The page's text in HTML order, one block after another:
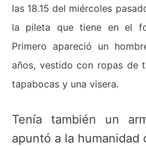
las 18.15 del miércoles
la pileta que tiene en el
Primero apareció un
años, vestido con ropas de
tapabocas y una visera.
Tenía también un
apuntó a la humanidad